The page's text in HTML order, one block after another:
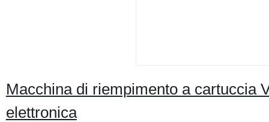
Macchina di riempimento a cartuccia
elettronica